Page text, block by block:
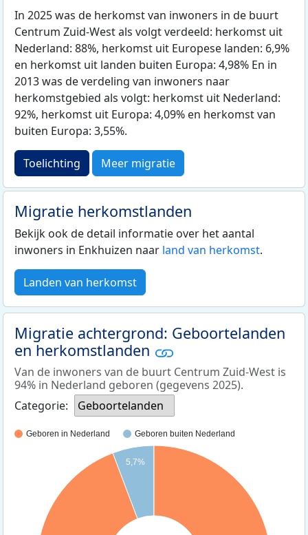
In 2025 was de herkomst van inwoners in de buurt
Centrum Zuid-West als volgt verdeeld: herkomst uit
Nederland: 88%, herkomst uit Europese landen: 6,9%
en herkomst uit landen buiten Europa: 4,98% En in
2013 was de verdeling van inwoners naar
herkomstgebied als volgt: herkomst uit Nederland:
92%, herkomst uit Europa: 4,09% en herkomst van
buiten Europa: 3,55%.
Toelichting Meer migratie
Migratie herkomstlanden
Bekijk ook de detail informatie over het aantal
inwoners in Enkhuizen naar land van herkomst.
Landen van herkomst
Migratie achtergrond: Geboortelanden
en herkomstlanden
Van de inwoners van de buurt Centrum Zuid-West is
94% in Nederland geboren (gegevens 2025).
Categorie:
Geboortelanden
Geboren in Nederland Geboren buiten Nederland
5,7%